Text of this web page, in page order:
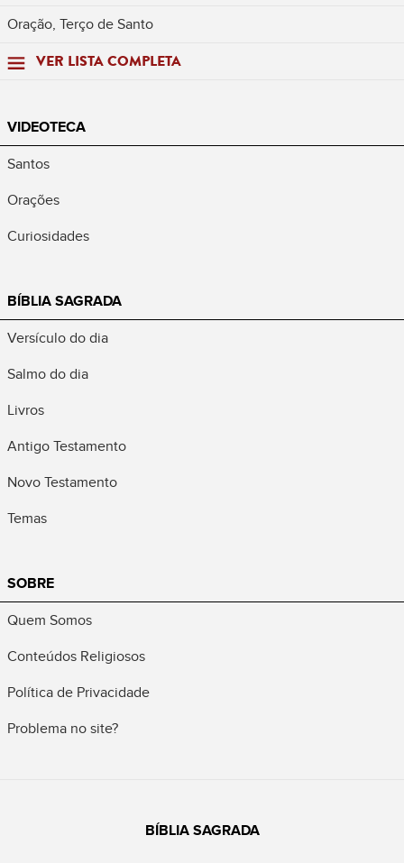
Oração, Terço de Santo
VER LISTA COMPLETA
VIDEOTECA
Santos
Orações
Curiosidades
BÍBLIA SAGRADA
Versículo do dia
Salmo do dia
Livros
Antigo Testamento
Novo Testamento
Temas
SOBRE
Quem Somos
Conteúdos Religiosos
Política de Privacidade
Problema no site?
BÍBLIA SAGRADA